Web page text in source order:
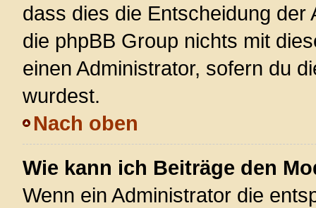
dass dies die Entscheidung
die phpBB Group nichts mit
einen Administrator, sofern du
wurdest.
Nach oben
Wie kann ich Beiträge den
Wenn ein Administrator die